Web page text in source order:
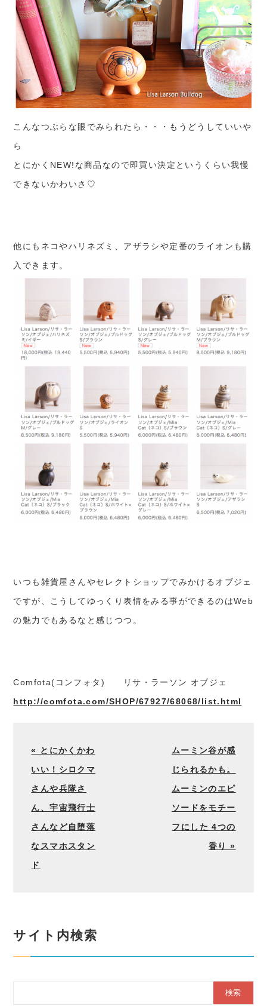
こんなつぶらな眼でみられたら・・・もうどうしていいや
ら
とにかくNEW!な商品なので即買い決定というくらい我慢
できないかわいさ♡
他にもネコやハリネズミ、アザラシや定番のライオンも購
入できます。
いつも雑貨屋さんやセレクトショップでみかけるオブジェ
ですが、こうしてゆっくり表情をみる事ができるのはWeb
の魅力でもあるなと感じつつ。
Comfota(コンフォタ) リサ・ラーソン オブジェ
http://comfota.com/SHOP/67927/68068/list.html
« とにかくかわ
いい！シロクマ
さんや兵隊さ
ん、宇宙飛行士
さんなど自堕落
なスマホスタン
ド
ムーミン谷が感
じられるかも。
ムーミンのエピ
ソードをモチー
フにした 4つの
香り »
サイト内検索